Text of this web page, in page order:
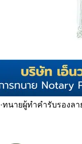
·ทนายผู้ทำคำรับรองล